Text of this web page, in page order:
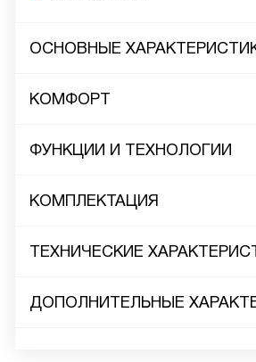
ОСНОВНЫЕ
КОМФОРТ
ФУНКЦИИ И ТЕХНОЛОГИИ
КОМПЛЕКТАЦИЯ
ТЕХНИЧЕСКИЕ
ДОПОЛНИТЕЛЬНЫЕ